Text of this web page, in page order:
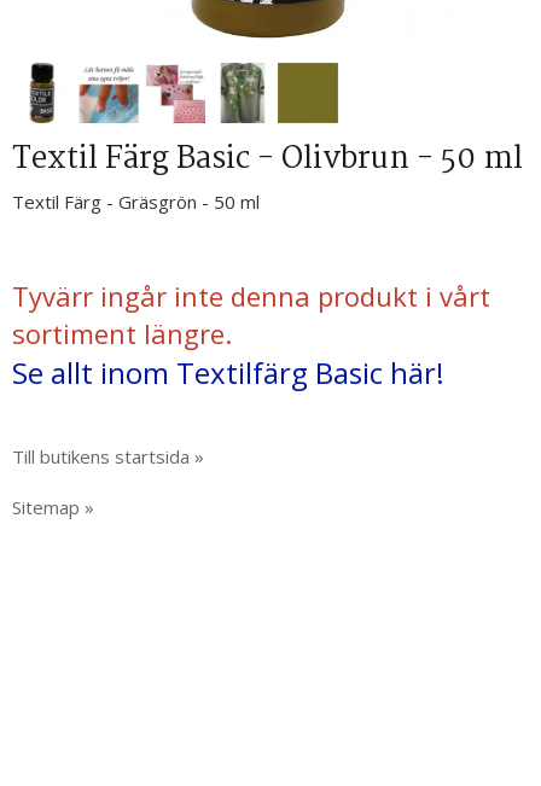
Textil Färg Basic - Olivbrun - 50 ml
Textil Färg - Gräsgrön - 50 ml
Tyvärr ingår inte denna produkt i vårt
sortiment längre.
Se allt inom Textilfärg Basic här!
Till butikens startsida »
Sitemap »